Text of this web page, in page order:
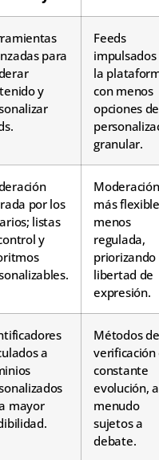
para
y
Feeds
la
con menos
opciones de
granular.
por los
listas
y
Moderación
más
menos
regulada,
priorizando
libertad de
expresión.
a
mayor
Métodos de
verificación
constante
evolución, a
menudo
sujetos a
debate.